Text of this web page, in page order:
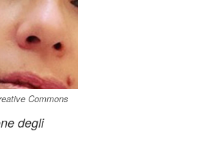
Commons
degli